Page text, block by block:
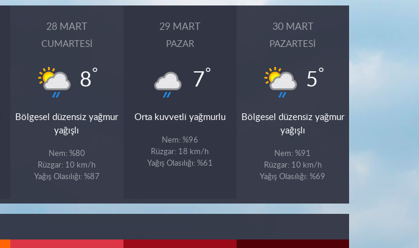
28 MART
CUMARTESI
8°
Bölgesel düzensiz yağmur
yağışlı
Nem: %80
Rüzgar: 10 km/h
Yağış Olasılığı: %87
29 MART
PAZAR
7°
Orta kuvvetli yağmurlu
Nem: %96
Rüzgar: 18 km/h
Yağış Olasılığı: %61
30 MART
PAZARTESI
5°
Bölgesel düzensiz yağmur
yağışlı
Nem: %91
Rüzgar: 10 km/h
Yağış Olasılığı: %69